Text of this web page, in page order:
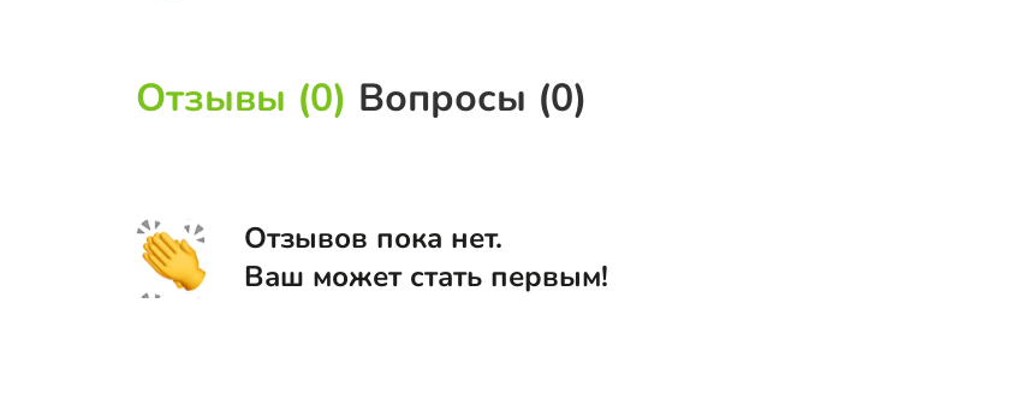
Отзывы (0) Вопросы (0)
Отзывов пока нет.
Ваш может стать первым!